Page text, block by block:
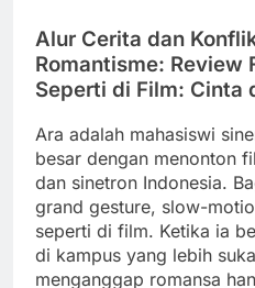
Alur Cerita dan
Romantisme: Review
Seperti di Film: Cinta
Ara adalah mahasiswi
besar dengan menonton
dan sinetron Indonesia.
grand gesture, slow-
seperti di film. Ketika ia
di kampus yang lebih
menganggap romansa